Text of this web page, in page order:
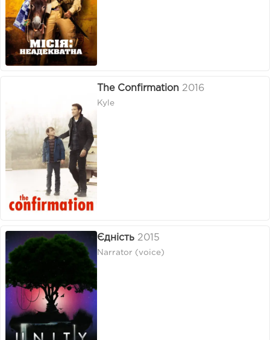
The Confirmation 2016
Kyle
Єдність 2015
Narrator (voice)